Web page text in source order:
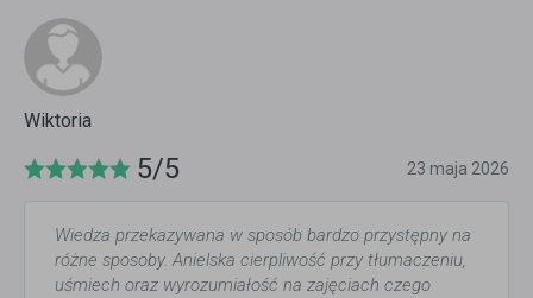
Wiktoria
5/5 23 maja 2026
Wiedza przekazywana w sposób bardzo przystępny na
różne sposoby. Anielska cierpliwość przy tłumaczeniu,
uśmiech oraz wyrozumiałość na zajęciach czego